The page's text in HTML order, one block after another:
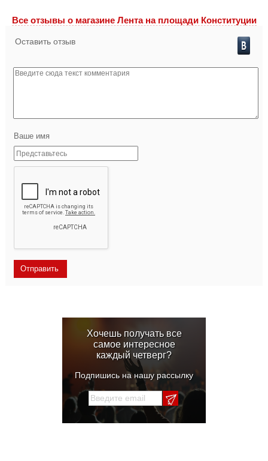
Все отзывы o магазине Лента на площади Конституции
Оставить отзыв
Ваше имя
Хочешь получать все
самое интересное
каждый четверг?
Подпишись на нашу рассылку